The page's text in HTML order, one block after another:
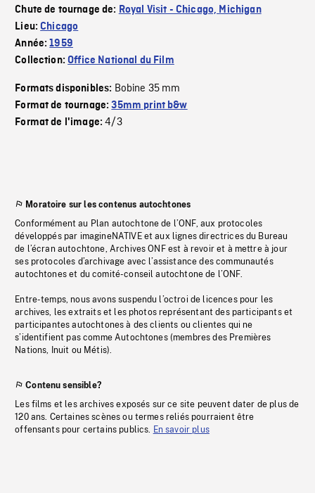
Chute de tournage de: Royal Visit - Chicago, Michigan
Lieu:Chicago
Année:1959
Collection:Office National du Film
Formats disponibles: Bobine 35 mm
Format de tournage:35mm print b&w
Format de l'image:4/3
Moratoire sur les contenus autochtones
Conformément au Plan autochtone de l’ONF, aux protocoles
développés par imagineNATIVE et aux lignes directrices du Bureau
de l’écran autochtone, Archives ONF est à revoir et à mettre à jour
ses protocoles d’archivage avec l’assistance des communautés
autochtones et du comité-conseil autochtone de l’ONF.
Entre-temps, nous avons suspendu l’octroi de licences pour les
archives, les extraits et les photos représentant des participants et
participantes autochtones à des clients ou clientes qui ne
s’identifient pas comme Autochtones (membres des Premières
Nations, Inuit ou Métis).
Contenu sensible?
Les films et les archives exposés sur ce site peuvent dater de plus de
120 ans. Certaines scènes ou termes reliés pourraient être
offensants pour certains publics. En savoir plus